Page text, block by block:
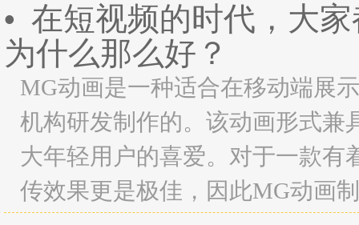
• 在短视频的时代，大
为什么那么好？
MG动画是一种适合在移动端展
机构研发制作的。该动画形式兼
大年轻用户的喜爱。对于一款有
传效果更是极佳，因此MG动画